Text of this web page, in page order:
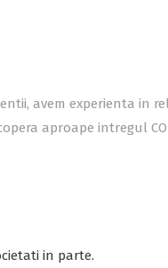
avem experienta
aproape intregul
in parte.